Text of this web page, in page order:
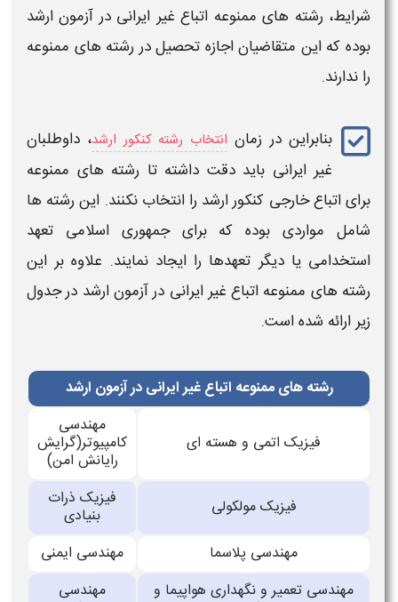
شرایط، رشته های ممنوعه اتباع غیر ایرانیدر آزمون ارشد
بوده که این متقاضیان اجازه تحصیل در رشته های ممنوعه
را ندارند.
بنابراین در زمان انتخاب رشته کنکور ارشد، داوطلبان
غیر ایرانی باید دقت داشته تا رشته های ممنوعه
برایاتباع خارجی کنکور ارشد را انتخاب نکنند. این رشته ها
شامل مواردی بوده که برای جمهوری اسلامی تعهد
استخدامی یا دیگر تعهدها را ایجاد نمایند. علاوه بر این
رشته های ممنوعه اتباع غیر ایرانی در آزمونارشد در جدول
زیر ارائه شده است.
رشته های ممنوعه اتباع غیر ایرانی در آزمون ارشد
فیزیک اتمی و هسته ای
مهندسی
کامپیوتر(گرایش
رایانش امن)
فیزیک مولکولی
فیزیک ذرات
بنیادی
مهندسی پلاسما
مهندسی ایمنی
مهندسی تعمیر و نگهداری هواپیما و
مهندسی